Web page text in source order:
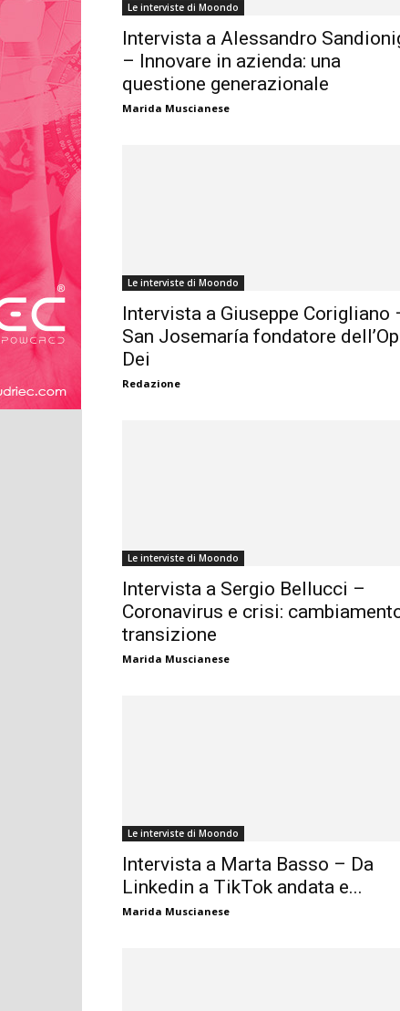
Le interviste di Moondo
Intervista a Alessandro
– Innovare in azienda: una
questione generazionale
Marida Muscianese
Le interviste di Moondo
Intervista a Giuseppe Corigliano
San Josemaría fondatore
Dei
Redazione
Le interviste di Moondo
Intervista a Sergio Bellucci –
Coronavirus e crisi:
transizione
Marida Muscianese
Le interviste di Moondo
Intervista a Marta Basso – Da
Linkedin a TikTok andata e...
Marida Muscianese